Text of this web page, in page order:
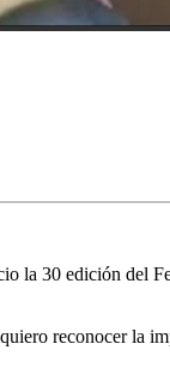
la 30 edición del
reconocer la